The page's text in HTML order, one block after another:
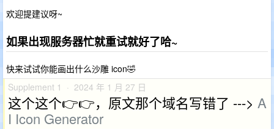
欢迎提建议呀~
如果出现服务器忙就重试就好了哈~
快来试试你能画出什么沙雕 icon🤣
Supplement 1 · 2024 年 1 月 27 日
这个这个👉👉，原文那个域名写错了 ---> A
I Icon Generator